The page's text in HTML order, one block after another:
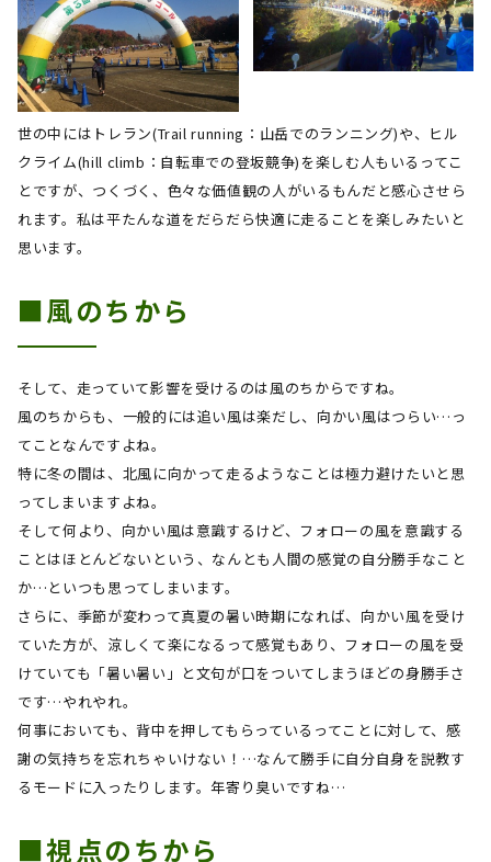
世の中にはトレラン(Trail running：山岳でのランニング)や、ヒル
クライム(hill climb：自転車での登坂競争) を楽しむ人もいるってこ
とですが、つくづく、色々な価値観の人がいるもんだと感心させら
れます。私は平たんな道をだらだら快適に走ることを楽しみたいと
思います。
■風のちから
そして、走っていて影響を受けるのは風のちからですね。
風のちからも、一般的には追い風は楽だし、向かい風はつらい…っ
てことなんですよね。
特に冬の間は、北風に向かって走るようなことは極力避けたいと思
ってしまいますよね。
そして何より、向かい風は意識するけど、フォローの風を意識する
ことはほとんどないという、なんとも人間の感覚の自分勝手なこと
か…といつも思ってしまいます。
さらに、季節が変わって真夏の暑い時期になれば、向かい風を受け
ていた方が、涼しくて楽になるって感覚もあり、フォローの風を受
けていても「暑い暑い」と文句が口をついてしまうほどの身勝手さ
です…やれやれ。
何事においても、背中を押してもらっているってことに対して、感
謝の気持ちを忘れちゃいけない！…なんて勝手に自分自身を説教す
るモードに入ったりします。年寄り臭いですね…
■視点のちから